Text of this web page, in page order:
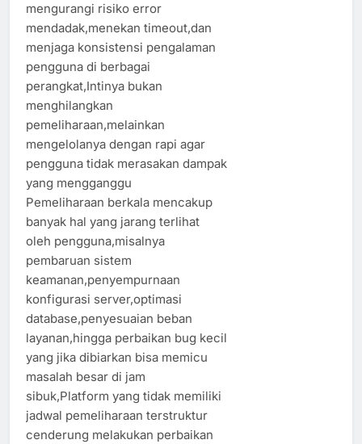
mengurangi risiko error
mendadak,menekan timeout,dan
menjaga konsistensi pengalaman
pengguna di berbagai
perangkat,Intinya bukan
menghilangkan
pemeliharaan,melainkan
mengelolanya dengan rapi agar
pengguna tidak merasakan dampak
yang mengganggu
Pemeliharaan berkala mencakup
banyak hal yang jarang terlihat
oleh pengguna,misalnya
pembaruan sistem
keamanan,penyempurnaan
konfigurasi server,optimasi
database,penyesuaian beban
layanan,hingga perbaikan bug kecil
yang jika dibiarkan bisa memicu
masalah besar di jam
sibuk,Platform yang tidak memiliki
jadwal pemeliharaan terstruktur
cenderung melakukan perbaikan